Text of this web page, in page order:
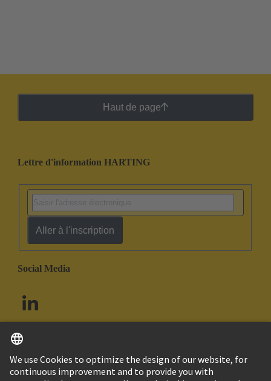
Haut de page
Lettre d'information HARTING
Aller à l'inscription
Social Media
Canada Français